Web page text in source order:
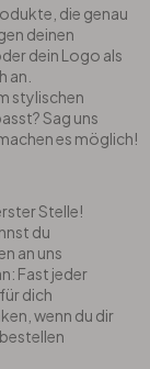
die genau
deinen
dein Logo als
an.
stylischen
Sag uns
es möglich!
Stelle!
du
an uns
Fast jeder
dich
wenn du dir